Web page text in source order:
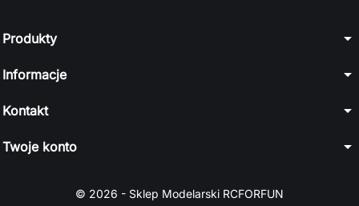
Produkty arrow_drop_down
Informacje arrow_drop_down
Kontakt arrow_drop_down
Twoje konto arrow_drop_down
© 2026 - Sklep Modelarski RCFORFUN